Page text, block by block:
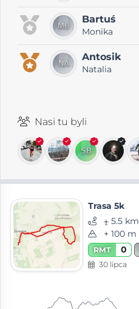
Bartuś
Monika
Antosik
Natalia
Nasi tu byli
Trasa 5k
⨦ 5.5 km
+ 100 m
RMT 0
30 lipca